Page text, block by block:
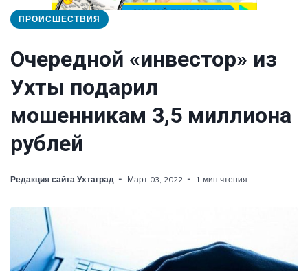
ПРОИСШЕСТВИЯ
Очередной «инвестор» из
Ухты подарил
мошенникам 3,5 миллиона
рублей
Редакция сайта Ухтаград Март 03, 2022 1 мин чтения